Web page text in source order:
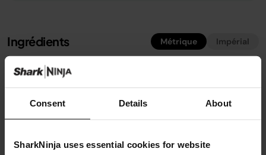
Consent Details About
SharkNinja uses essential cookies for website
Ingrédients Métrique Impérial
1
sachet d'Angel Delight, saveur au choix